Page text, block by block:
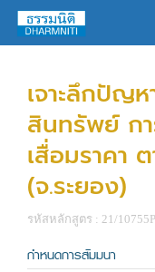
เจาะลึกปัญ
สินทรัพย์ ก
เสื่อมราคา
(จ.ระยอง)
รหัสหลักสูตร : 21/
กำหนดการสัมมนา